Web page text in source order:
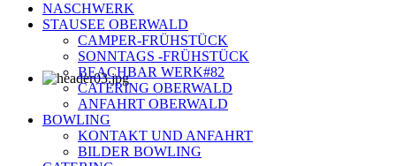
NASCHWERK
STAUSEE OBERWALD
CAMPER-FRÜHSTÜCK
SONNTAGS -FRÜHSTÜCK
BEACHBAR WERK#82
CATERING OBERWALD
ANFAHRT OBERWALD
BOWLING
KONTAKT UND ANFAHRT
BILDER BOWLING